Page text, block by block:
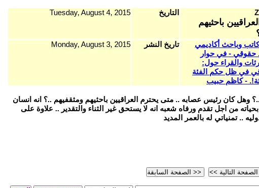
باحثيهم
التاريخ Tuesday, August 4, 2015
وباحث أكاديمي
- في حوار
والقراء حول:
في ظل حكم الفئة
- كاظم حبيب
تاريخ النشر Monday, August 3, 2015
كان رئيس عصابه .. متى يحترم العراقيين باحثيهم ومثقفيهم ..؟ انه انسان
من اجل تقدم ورفاه شعبه انه لا يستحق غير الثناء والتقدير .. علاوة على
.. تمنياتي له بالعمر المديد